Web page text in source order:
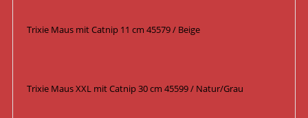
Trixie Maus mit Catnip 11 cm 45579 / Beige
Trixie Maus XXL mit Catnip 30 cm 45599 / Natur/Grau